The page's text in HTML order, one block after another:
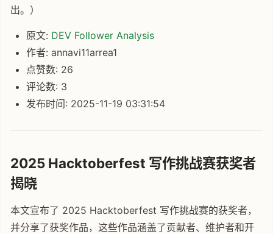
出。）
原文: DEV Follower Analysis
作者: annavi11arrea1
点赞数: 26
评论数: 3
发布时间: 2025-11-19 03:31:54
2025 Hacktoberfest 写作挑战赛获奖者
揭晓
本文宣布了 2025 Hacktoberfest 写作挑战赛的获奖者，
并分享了获奖作品，这些作品涵盖了贡献者、维护者和开